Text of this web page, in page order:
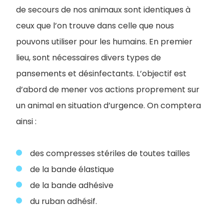
de secours de nos animaux sont identiques à
ceux que l’on trouve dans celle que nous
pouvons utiliser pour les humains. En premier
lieu, sont nécessaires divers types de
pansements et désinfectants. L’objectif est
d’abord de mener vos actions proprement sur
un animal en situation d’urgence. On comptera
ainsi :
des compresses stériles de toutes tailles
de la bande élastique
de la bande adhésive
du ruban adhésif.